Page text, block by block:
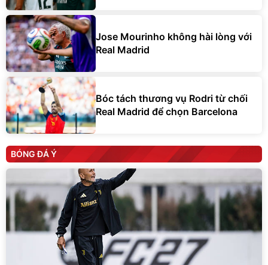
Jose Mourinho không hài lòng với
Real Madrid
Bóc tách thương vụ Rodri từ chối
Real Madrid để chọn Barcelona
BÓNG ĐÁ Ý